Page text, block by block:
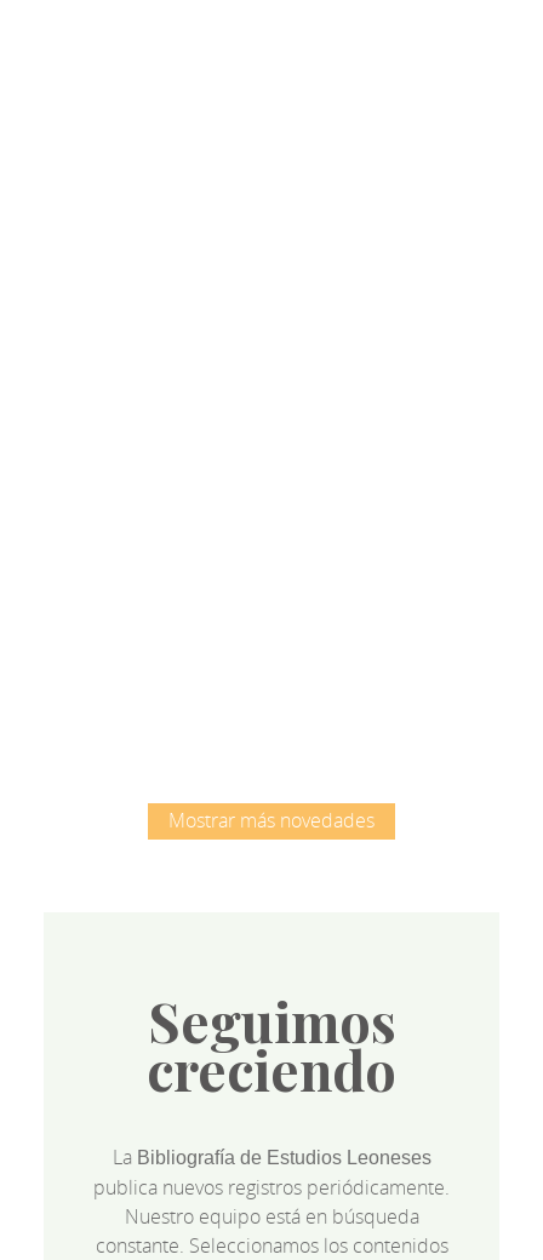
Mostrar más novedades
Seguimos
creciendo
La Bibliografía de Estudios Leoneses
publica nuevos registros periódicamente.
Nuestro equipo está en búsqueda
constante. Seleccionamos los contenidos